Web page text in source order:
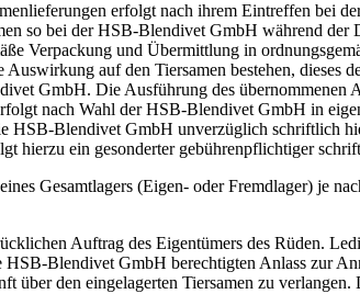
erfolgt nach ihrem Eintreffen bei
so bei der HSB-Blendivet GmbH während
Verpackung und Übermittlung in
auf den Tiersamen bestehen, dieses
GmbH. Die Ausführung des
nach Wahl der HSB-Blendivet GmbH in
HSB-Blendivet GmbH unverzüglich schriftlich
hierzu ein gesonderter gebührenpflichtiger
Gesamtlagers (Eigen- oder Fremdlager) je
Auftrag des Eigentümers des Rüden.
Blendivet GmbH berechtigten Anlass zur
über den eingelagerten Tiersamen zu